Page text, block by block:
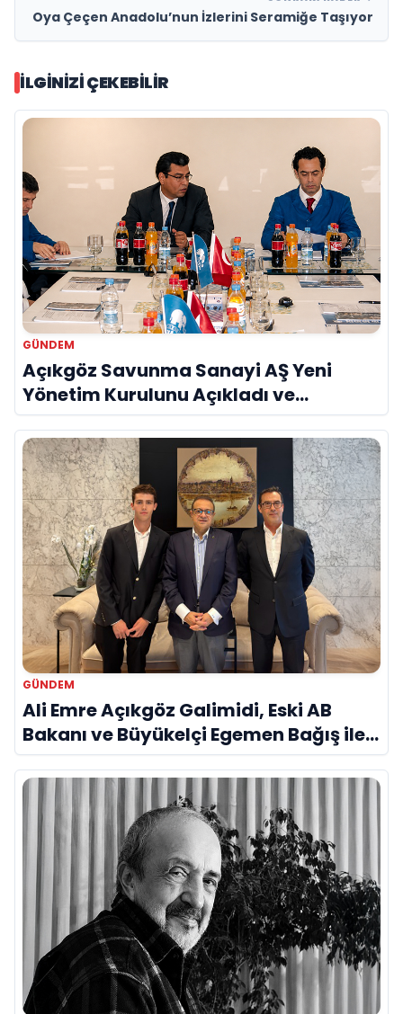
Oya Çeçen Anadolu’nun İzlerini Seramiğe Taşıyor
İLGINIZI ÇEKEBILIR
GÜNDEM
Açıkgöz Savunma Sanayi AŞ Yeni
Yönetim Kurulunu Açıkladı ve
Savunma Sanayinde Küresel Vizyon
Vurgusu
GÜNDEM
Ali Emre Açıkgöz Galimidi, Eski AB
Bakanı ve Büyükelçi Egemen Bağış ile
Bir Araya Geldi